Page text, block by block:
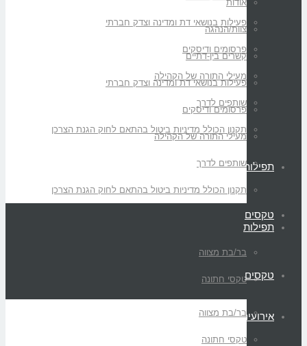
פעילות בנושאי דת ומדינה וצדק חברתי
פרסומים ודיסקים
מעילי התורה של הקהילה
שותפים לדרך
תקנון הכולל מדיניות ביטול בהתאם לחוק הגנת הצרכן
תפילות
טקסים
בר/בת מצווה
טקסי חתונה
אירועים
אודות
צוות/הנהגה
קשרים בין-דתיים
פעילות בנושאי דת ומדינה וצדק חברתי
פרסומים ודיסקים
מעילי התורה של הקהילה
שותפים לדרך
תקנון הכולל מדיניות ביטול בהתאם לחוק הגנת הצרכן
תפילות
טקסים
בר/בת מצווה
טקסי חתונה